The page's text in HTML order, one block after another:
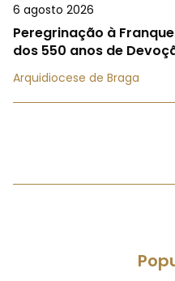
6 agosto 2026
Peregrinação à
dos 550 anos de
Arquidiocese de Braga